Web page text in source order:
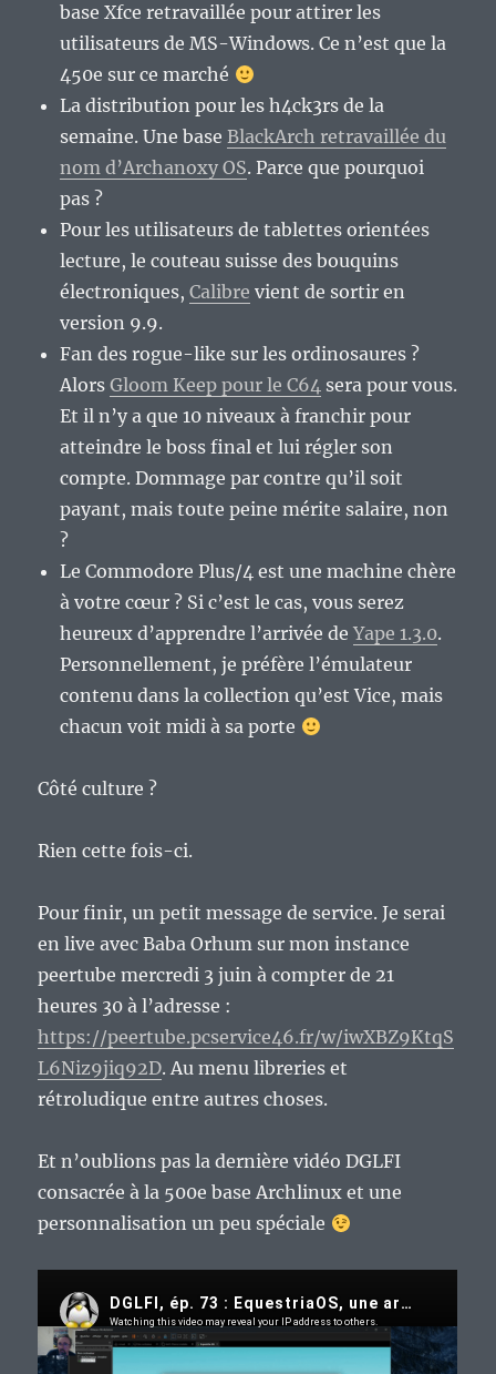
base Xfce retravaillée pour attirer les
utilisateurs de MS-Windows. Ce n’est que la
450e sur ce marché
La distribution pour les h4ck3rs de la
semaine. Une baseBlackArch retravaillée du
nom d’Archanoxy OS. Parce que pourquoi
pas ?
Pour les utilisateurs de tablettes orientées
lecture, le couteau suisse des bouquins
électroniques,Calibre vient de sortir en
version 9.9.
Fan des rogue-like sur les ordinosaures ?
AlorsGloom Keep pour le C64 sera pour vous.
Et il n’y a que 10 niveaux à franchir pour
atteindre le boss final et lui régler son
compte. Dommage par contre qu’il soit
payant, mais toute peine mérite salaire, non
?
Le Commodore Plus/4 est une machine chère
à votre cœur ? Si c’est le cas, vous serez
heureux d’apprendre l’arrivée deYape 1.3.0.
Personnellement, je préfère l’émulateur
contenu dans la collection qu’est Vice, mais
chacun voit midi à sa porte
Côté culture ?
Rien cette fois-ci.
Pour finir, un petit message de service. Je serai
en live avec Baba Orhum sur mon instance
peertube mercredi 3 juin à compter de 21
heures 30 à l’adresse :
https://peertube.pcservice46.fr/w/iwXBZ9KtqS
L6Niz9jiq92D. Au menu libreries et
rétroludique entre autres choses.
Et n’oublions pas la dernière vidéo DGLFI
consacrée à la 500e base Archlinux et une
personnalisation un peu spéciale